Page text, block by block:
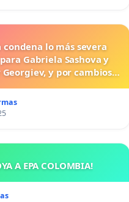
condena lo más severa
Gabriela Sashova y
y por cambios
para los crímenes
contra los animales.
A EPA COLOMBIA!